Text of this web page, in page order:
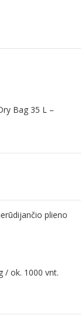
Bag 35 L –
plieno
/ ok. 1000 vnt.